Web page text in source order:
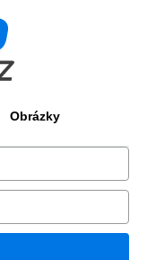
Obrázky